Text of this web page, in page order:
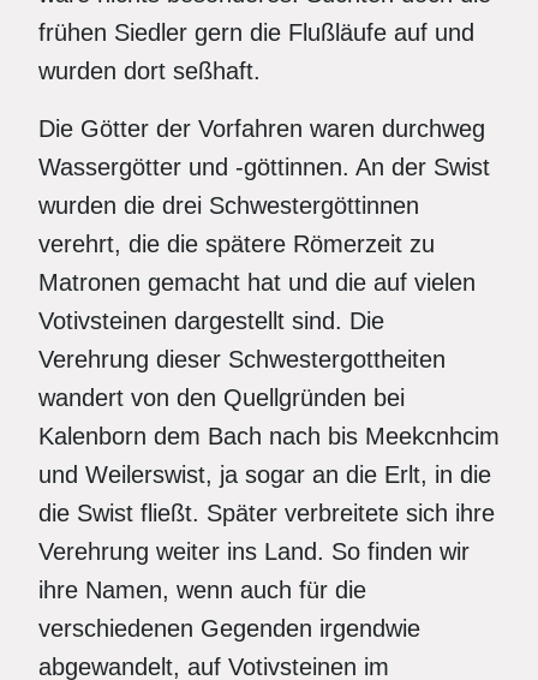
frühen Siedler gern die Flußläufe auf und
wurden dort seßhaft.
Die Götter der Vorfahren waren durchweg
Wassergötter und -göttinnen. An der Swist
wurden die drei Schwestergöttinnen
verehrt, die die spätere Römerzeit zu
Matronen gemacht hat und die auf vielen
Votivsteinen dargestellt sind. Die
Verehrung dieser Schwestergottheiten
wandert von den Quellgründen bei
Kalenborn dem Bach nach bis Meekcnhcim
und Weilerswist, ja sogar an die Erlt, in die
die Swist fließt. Später verbreitete sich ihre
Verehrung weiter ins Land. So finden wir
ihre Namen, wenn auch für die
verschiedenen Gegenden irgendwie
abgewandelt, auf Votivsteinen im